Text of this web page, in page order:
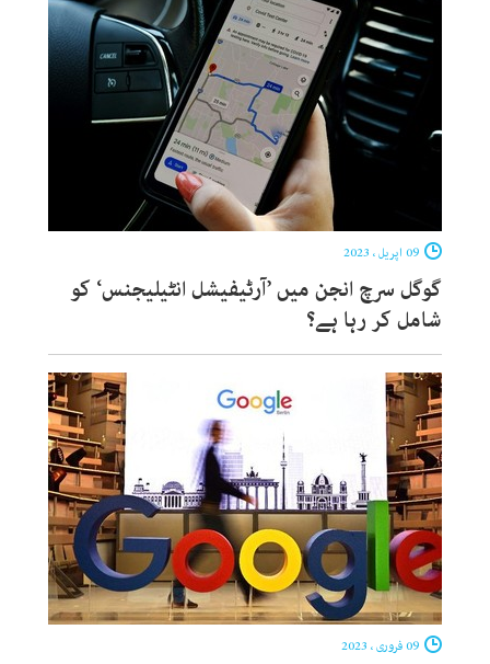
گوگل سرچ انجن میں ’آرٹیفیشل انٹیلیجنس‘ کو
شامل کر رہا ہے؟